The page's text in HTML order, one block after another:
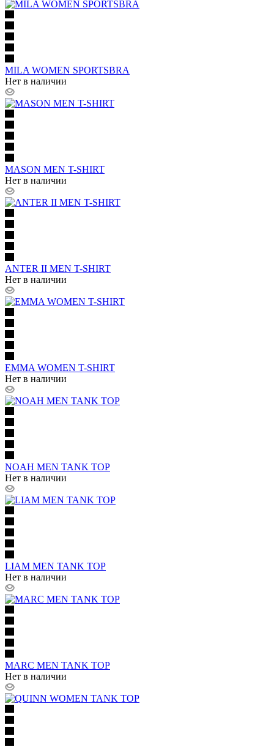
MILA WOMEN SPORTSBRA
Нет в наличии
MASON MEN T-SHIRT
Нет в наличии
ANTER II MEN T-SHIRT
Нет в наличии
EMMA WOMEN T-SHIRT
Нет в наличии
NOAH MEN TANK TOP
Нет в наличии
LIAM MEN TANK TOP
Нет в наличии
MARC MEN TANK TOP
Нет в наличии